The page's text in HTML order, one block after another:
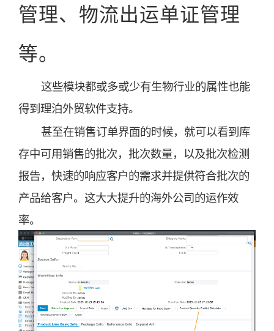
管理、物流出运单证管理
等。
这些模块都或多或少有生物行业的属性也能
得到理泊外贸软件支持。
甚至在销售订单界面的时候，就可以看到库
存中可用销售的批次，批次数量，以及批次检测
报告，快速的响应客户的需求并提供符合批次的
产品给客户。这大大提升的海外公司的运作效
率。